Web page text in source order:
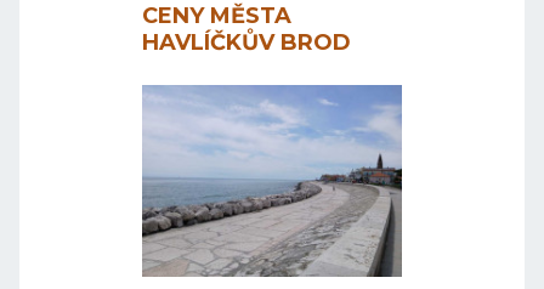
CENY MĚSTA
HAVLÍČKŮV BROD